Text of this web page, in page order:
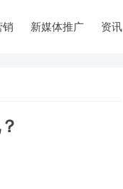
销 新媒体推广 资讯